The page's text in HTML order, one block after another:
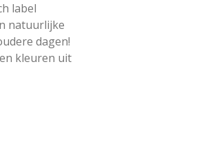
label
natuurlijke
dagen!
kleuren uit